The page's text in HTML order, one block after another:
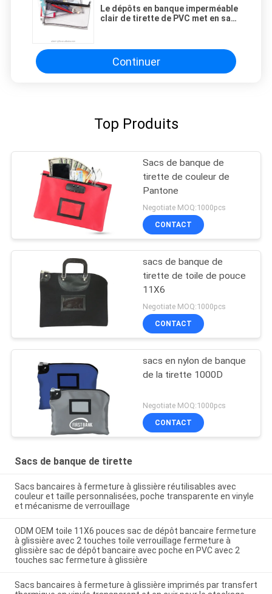
Le dépôts en banque imperméable
clair de tirette de PVC met en sac
Continuer
Top Produits
Sacs de banque de
tirette de couleur de
Pantone
Negotiate MOQ:1000pcs
CONTACT
sacs de banque de
tirette de toile de pouce
11X6
Negotiate MOQ:1000pcs
CONTACT
sacs en nylon de banque
de la tirette 1000D
Negotiate MOQ:1000pcs
CONTACT
Sacs de banque de tirette
Sacs bancaires à fermeture à glissière réutilisables avec
couleur et taille personnalisées, poche transparente en vinyle
et mécanisme de verrouillage
ODM OEM toile 11X6 pouces sac de dépôt bancaire fermeture
à glissière avec 2 touches toile verrouillage fermeture à
glissière sac de dépôt bancaire avec poche en PVC avec 2
touches sac fermeture à glissière
Sacs bancaires à fermeture à glissière imprimés par transfert